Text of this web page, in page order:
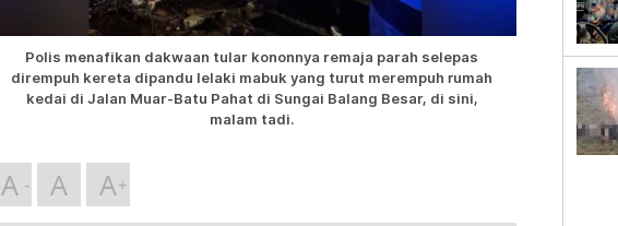
Polis menafikan dakwaan tular kononnya remaja parah selepas
dirempuh kereta dipandu lelaki mabuk yang turut merempuh rumah
kedai di Jalan Muar-Batu Pahat di Sungai Balang Besar, di sini,
malam tadi.
A A A